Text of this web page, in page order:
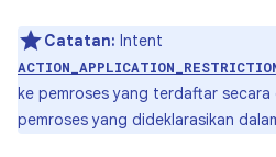
Catatan: Intent
ke pemroses yang terdaftar secara
pemroses yang dideklarasikan